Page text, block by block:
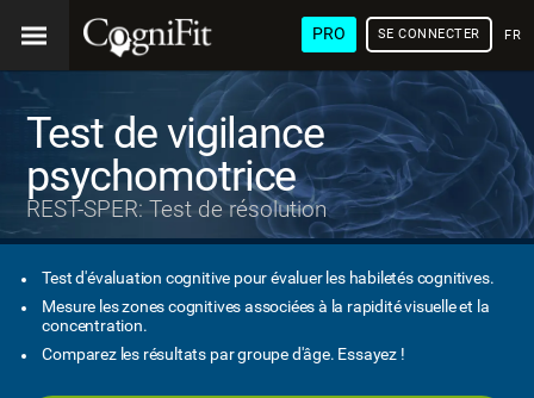
PRO SE CONNECTER
Test de vigilance
psychomotrice
REST-SPER: Test de résolution
Test d'évaluation cognitive pour évaluer les habiletés cognitives.
Mesure les zones cognitives associées à la rapidité visuelle et la
concentration.
Comparez les résultats par groupe d'âge. Essayez !